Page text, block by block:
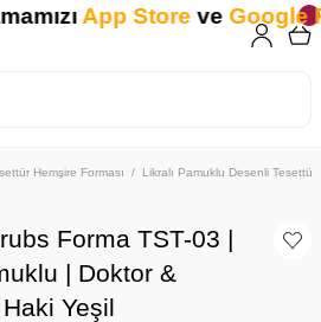
Hemşire Forması Likralı Pamuklu Desenli Tesettür
Forma TST-03 |
| Doktor &
Yeşil
App StoreveGoogle